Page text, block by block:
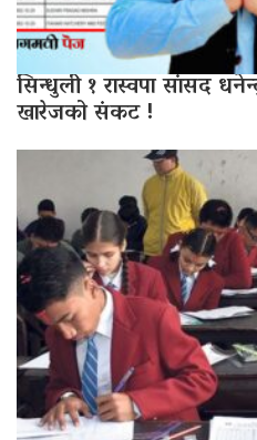
सिन्धुली १ रास्वपा सांसद
खारेजको संकट !